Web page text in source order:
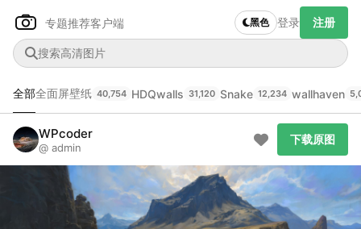
专题推荐客户端 黑色 登录 注册
全部全面屏壁纸 40,754 HDQwalls 31,120 Snake 12,234 wallhaven
WPcoder
@ admin
下载原图
下载原图
分类
--
主色调